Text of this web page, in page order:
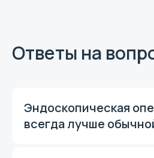
Ответы на
Эндоскопическая
всегда лучше
Отправить заявку